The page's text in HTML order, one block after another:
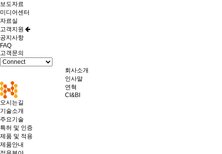
보도자료
미디어센터
자료실
고객지원
공지사항
FAQ
고객문의
회사소개
인사말
연혁
CI&BI
오시는길
기술소개
주요기술
특허 및 인증
제품 및 적용
제품안내